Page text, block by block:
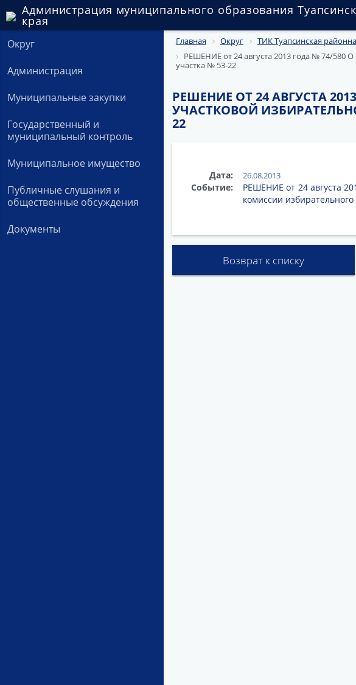
Администрация муниципального образования
края
Округ
Администрация
Муниципальные закупки
Государственный и
муниципальный контроль
Муниципальное имущество
Публичные слушания и
общественные обсуждения
Документы
Главная Округ ТИК Туапсинская
РЕШЕНИЕ от 24 августа 2013 года № 74/580
участка № 53-22
РЕШЕНИЕ ОТ 24 АВГУСТА
УЧАСТКОВОЙ
22
Дата: 26.08.2013
Событие:
РЕШЕНИЕ от 24 августа
комиссии
Возврат к списку